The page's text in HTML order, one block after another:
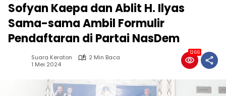
Sofyan Kaepa dan Ablit H. Ilyas
Sama-sama Ambil Formulir
Pendaftaran di Partai NasDem
Suara Keraton
2 Min Baca
1 Mei 2024
1266